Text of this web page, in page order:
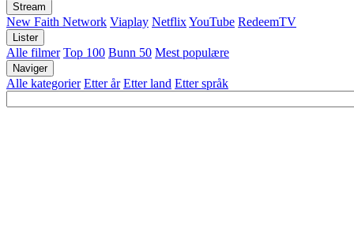
Stream
New Faith Network Viaplay NetflixYouTube RedeemTV
Lister
Alle filmer Top 100 Bunn 50 Mest populære
Naviger
Alle kategorier Etter år Etter land Etter språk